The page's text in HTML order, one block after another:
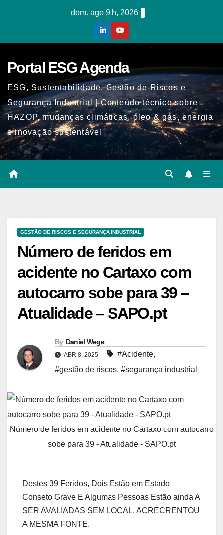
dom. ago 9th, 2026
Portal ESG Agenda
ESG, Sustentabilidade, Gestão de Riscos e
Segurança Industrial | Conteúdo técnico sobre
HAZOP, mudanças climáticas, óleo & gás, energia
e inovação sustentável
GESTÃO DE RISCOS E SEGURANÇA INDUSTRIAL
Número de feridos em
acidente no Cartaxo com
autocarro sobe para 39 –
Atualidade – SAPO.pt
By Daniel Wege
ABR 8, 2025 #Acidente,
#gestão de riscos, #segurança industrial
Número de feridos em acidente no Cartaxo com autocarro
sobe para 39 - Atualidade - SAPO.pt
Destes 39 Feridos, Dois Estão em Estado
Conseto Grave E Algumas Pessoas Estão ainda A
SER AVALIADAS SEM LOCAL, ACRECRENTOU
A MESMA FONTE.